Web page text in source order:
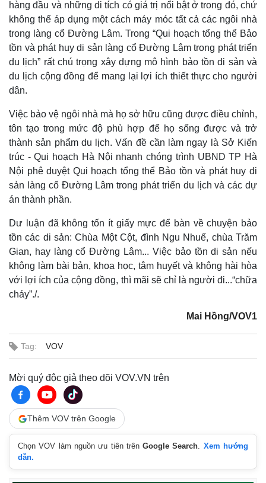
Pháp luật
Vụ án
Tin nóng
Tư vấn luật
Quân sự - Quốc phòng
Vũ khí
Việt Nam
hàng đầu và những di tích có giá trị nổi bật ở trong đó, chứ
không thể áp dụng một cách máy móc tất cả các ngôi nhà
trong làng cổ Đường Lâm. Trong “Qui hoạch tổng thể Bảo
tồn và phát huy di sản làng cổ Đường Lâm trong phát triển
du lịch” rất chú trọng xây dựng mô hình bảo tồn di sản và
du lịch cộng đồng để mang lại lợi ích thiết thực cho người
dân.
Việc bảo vệ ngôi nhà mà họ sở hữu cũng được điều chỉnh,
tôn tạo trong mức độ phù hợp để họ sống được và trở
thành sản phẩm du lịch. Vấn đề cần làm ngay là Sở Kiến
trúc - Qui hoạch Hà Nội nhanh chóng trình UBND TP Hà
Nội phê duyệt Qui hoạch tổng thể Bảo tồn và phát huy di
sản làng cổ Đường Lâm trong phát triển du lịch và các dự
án thành phần.
Dư luận đã không tốn ít giấy mực để bàn về chuyện bảo
tồn các di sản: Chùa Một Cột, đình Ngu Nhuế, chùa Trăm
Gian, hay làng cổ Đường Lâm... Việc bảo tồn di sản nếu
không làm bài bản, khoa học, tâm huyết và không hài hòa
với lợi ích của cộng đồng, thì mãi sẽ chỉ là người đi...“chữa
cháy”./.
Mai Hồng/VOV1
Tag: VOV
Mời quý độc giả theo dõi VOV.VN trên
Thêm VOV trên Google
Chọn VOV làm nguồn ưu tiên trênGoogle Search. Xem hướng
dẫn.